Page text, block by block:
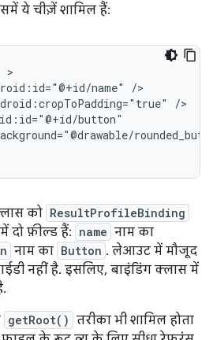
ये चीज़ें शामिल हैं:
name"
को ResultProfileBinding
दो फ़ील्ड हैं: name नाम का
नाम का Button . लेआउट में मौजूद
नहीं है. इसलिए, बाइंडिंग क्लास में
getRoot() तरीका भी शामिल होता